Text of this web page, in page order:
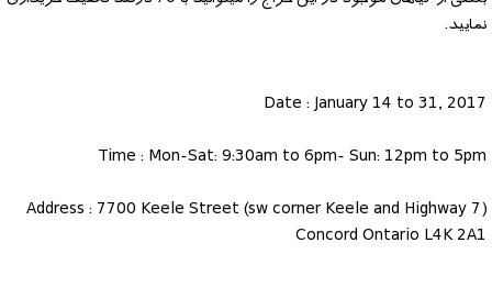
نمایید.
Date : January 14 to 31, 2017
Time : Mon-Sat: 9:30am to 6pm- Sun: 12pm to 5pm
Address : 7700 Keele Street (sw corner Keele and Highway 7)
Concord Ontario L4K 2A1